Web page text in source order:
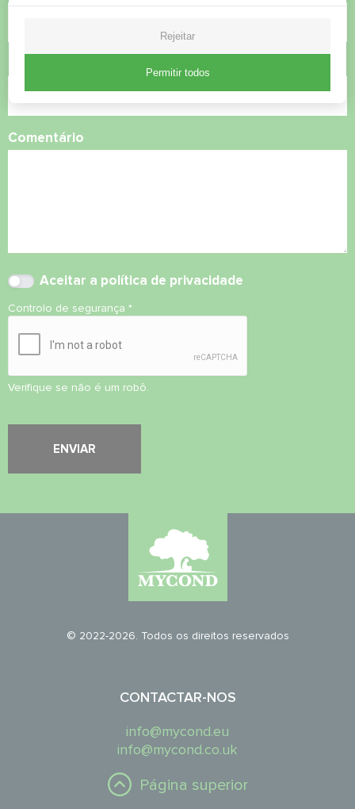
Comentário
Aceitar a política de privacidade
Controlo de segurança *
Verifique se não é um robô.
© 2022-2026. Todos os direitos reservados
CONTACTAR-NOS
info@mycond.eu
info@mycond.co.uk
Página superior
Rejeitar
Permitir todos